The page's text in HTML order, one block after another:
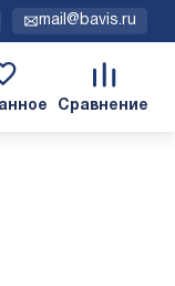
mail@bavis.ru